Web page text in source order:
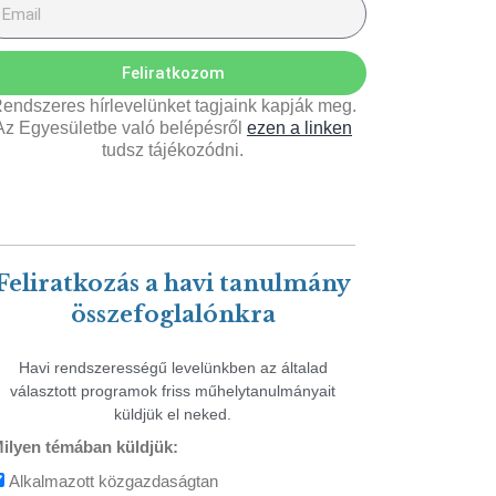
Feliratkozom
hírlevelünket tagjaink kapják meg.
Egyesületbe való belépésről ezen a linken
tudsz tájékozódni.
a havi tanulmány
összefoglalónkra
Havi rendszerességű levelünkben az általad
választott programok friss műhelytanulmányait
küldjük el neked.
témában küldjük:
Alkalmazott közgazdaságtan